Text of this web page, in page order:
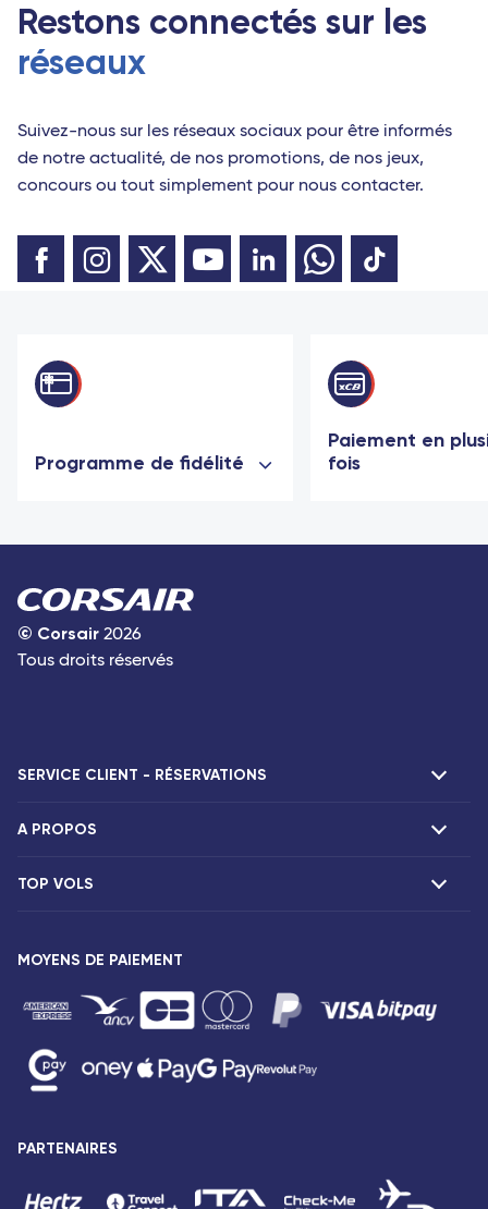
Restons connectés sur les
réseaux
Suivez-nous sur les réseaux sociaux pour être informés
de notre actualité, de nos promotions, de nos jeux,
concours ou tout simplement pour nous contacter.
Programme de fidélité
Paiement en
fois
© Corsair 2026
Tous droits réservés
SERVICE CLIENT - RÉSERVATIONS
F.A.Q et contacts
Destinations
A PROPOS
Présentation
Espace presse
Conditions tarifaires
Droits des passagers
Conditions générales de vente
Plan du site
Gestion des cookies
TOP VOLS
Vols Paris Saint-Denis
Vols Paris Dzaoudzi
Vols Paris Cotonou
MOYENS DE PAIEMENT
PARTENAIRES